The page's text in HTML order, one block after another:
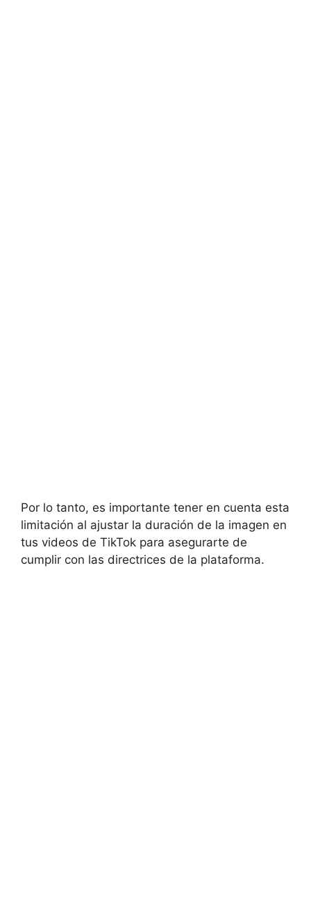
Por lo⁤ tanto,⁣ es ‌importante​ tener en cuenta ​esta‌
limitación al ajustar la duración de ‍la imagen ⁤en
tus videos de TikTok ​para asegurarte de
cumplir con las directrices de⁤ la⁢ plataforma.